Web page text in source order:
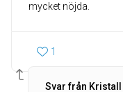
mycket nöjda.
1
Svar från